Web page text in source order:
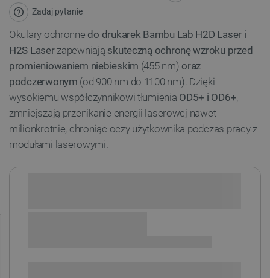
Zadaj pytanie
Okulary ochronne do drukarek Bambu Lab H2D Laser i
H2S Laserzapewniają skuteczną ochronę wzroku przed
promieniowaniem niebieskim (455 nm) oraz
podczerwonym (od 900 nm do 1100 nm). Dzięki
wysokiemu współczynnikowi tłumienia OD5+ i OD6+,
zmniejszają przenikanie energii laserowej nawet
milionkrotnie, chroniąc oczy użytkownika podczas pracy z
modułami laserowymi.